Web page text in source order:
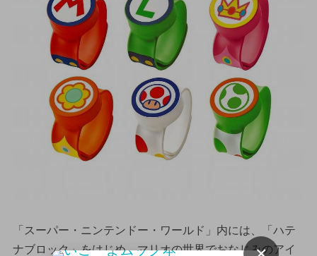
「スーパー・ニンテンドー・ワールド」内には、「ハテ
ナブロック」をはじめ、マリオの世界でおなじみのアイ